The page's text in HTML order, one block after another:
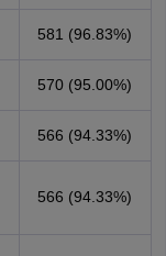
581 (96.83%)
570 (95.00%)
566 (94.33%)
566 (94.33%)